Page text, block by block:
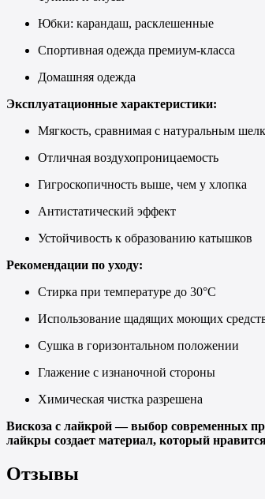
Юбки: карандаш, расклешенные
Спортивная одежда премиум-класса
Домашняя одежда
Эксплуатационные характеристики:
Мягкость, сравнимая с натуральным
Отличная воздухопроницаемость
Гигроскопичность выше, чем у хлопка
Антистатический эффект
Устойчивость к образованию катышков
Рекомендации по уходу:
Стирка при температуре до 30°C
Использование щадящих моющих
Сушка в горизонтальном положении
Глажение с изнаночной стороны
Химическая чистка разрешена
Вискоза с лайкрой — выбор современных
лайкры создает материал, который
Отзывы